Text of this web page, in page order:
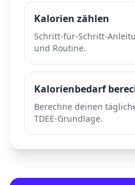
Kalorien zählen
Schritt-für-Schritt-
und Routine.
Kalorienbedarf
Berechne deinen
TDEE-Grundlage.